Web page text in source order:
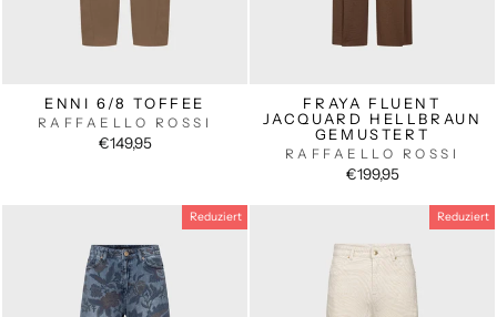
ENNI 6/8 TOFFEE
RAFFAELLO ROSSI
€149,95
FRAYA FLUENT
JACQUARD HELLBRAUN
GEMUSTERT
RAFFAELLO ROSSI
€199,95
Reduziert Reduziert